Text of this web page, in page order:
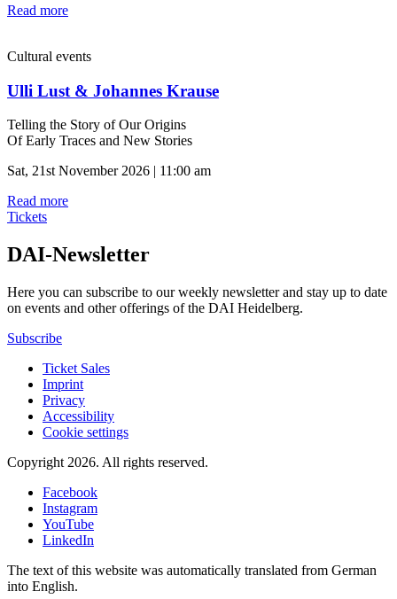
Read more
Cultural events
Ulli Lust & Johannes Krause
Telling the Story of Our Origins
Of Early Traces and New Stories
Sat, 21st November 2026 | 11:00 am
Read more
Tickets
DAI-Newsletter
Here you can subscribe to our weekly newsletter and stay up to date
on events and other offerings of the DAI Heidelberg.
Subscribe
Ticket Sales
Imprint
Privacy
Accessibility
Cookie settings
Copyright 2026. All rights reserved.
Facebook
Instagram
YouTube
LinkedIn
The text of this website was automatically translated from German
into English.